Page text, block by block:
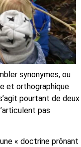
synonymes, ou
et orthographique
pourtant de deux
pas
« doctrine prônant